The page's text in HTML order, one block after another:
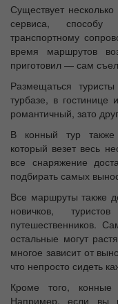
Существует
сервиса, способу
транспортному
время маршрутов
приготовил — сам
Размещаться
турбазе, в
романтичный, зато
В конный тур также
который везет весь
все снаряжение
подбирать самых
Все маршруты также
новичков,
путешественников.
остальные могут
многое зависит от
что непросто сидеть
Кроме того, конные
Например, если вы